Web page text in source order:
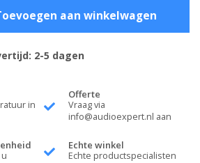
aan winkelwagen
2-5 dagen
in
Offerte
Vraag via
info@audioexpert.nl aan
Echte winkel
Echte productspecialisten